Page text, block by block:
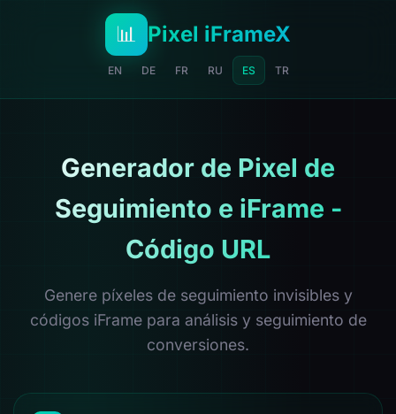
📊 Pixel iFrameX
EN DE FR RU ES TR
Generador de Pixel de
Seguimiento e iFrame -
Código URL
Genere píxeles de seguimiento invisibles y
códigos iFrame para análisis y seguimiento de
conversiones.